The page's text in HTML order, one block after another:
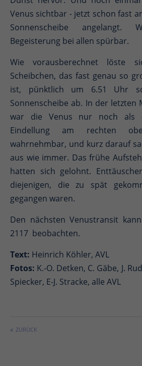
Venus sichtbar - jetzt schon fast
Sonnenscheibe
Begeisterung bei allen spürbar.
Wie vorausberechnet löste
Scheibchen, das fast genau so
ist, pünktlich um 6.51 Uhr
Sonnenscheibe ab. In der letzten
war die Venus nur noch als
Eindellung am rechten
wahrnehmbar, und kurz darauf
aus wie immer. Das frühe
hatten sich gelohnt.
diejenigen, die zu spät
gegangen waren.
Den nächsten Venustransit
2117 beobachten.
Text: Heinrich Köhler, AVL
Fotos: K.-O. Detken, C. Gäbe, J.
Spiecker, E-J. Stracke, alle AVL
ZURÜCK